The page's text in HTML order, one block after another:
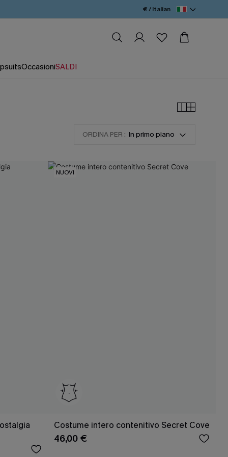
€ / Italian
OccasioniSALDI
ORDINA PER : In primo piano
NUOVI
Costume intero contenitivo Secret Cove
46,00 €